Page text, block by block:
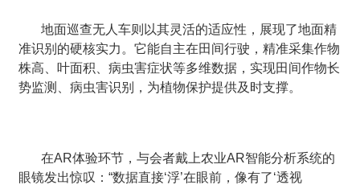
地面巡查无人车则以其灵活的适应性，展现了地面精
准识别的硬核实力。它能自主在田间行驶，精准采集作物
株高、叶面积、病虫害症状等多维数据，实现田间作物长
势监测、病虫害识别，为植物保护提供及时支撑。
在AR体验环节，与会者戴上农业AR智能分析系统的
眼镜发出惊叹：“数据直接‘浮’在眼前，像有了‘透视